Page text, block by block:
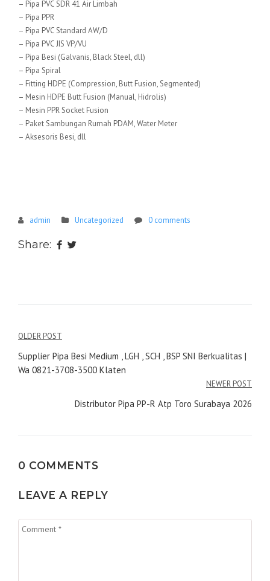
– Pipa PVC SDR 41 Air Limbah
– Pipa PPR
– Pipa PVC Standard AW/D
– Pipa PVC JIS VP/VU
– Pipa Besi (Galvanis, Black Steel, dll)
– Pipa Spiral
– Fitting HDPE (Compression, Butt Fusion, Segmented)
– Mesin HDPE Butt Fusion (Manual, Hidrolis)
– Mesin PPR Socket Fusion
– Paket Sambungan Rumah PDAM, Water Meter
– Aksesoris Besi, dll
admin Uncategorized 0 comments
Share:
Navigasi
pos
OLDER POST
Supplier Pipa Besi Medium , LGH , SCH , BSP SNI Berkualitas |
Wa 0821-3708-3500 Klaten
NEWER POST
Distributor Pipa PP-R Atp Toro Surabaya 2026
0 COMMENTS
LEAVE A REPLY